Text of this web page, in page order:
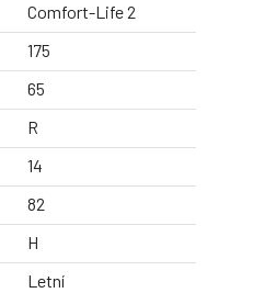
Comfort-Life 2
175
65
R
14
82
H
Letní